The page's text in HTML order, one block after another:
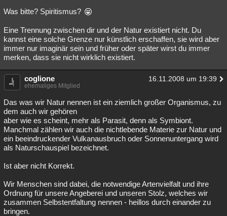
Was bitte? Spiritismus?
Eine Trennung zwischen dir und der Natur existiert nicht. Du
kannst eine solche Grenze nur künstlich erschaffen, sie wird aber
immer nur imaginär sein und früher oder später wirst du immer
merken, dass sie nicht wirklich existiert.
coglione 16.11.2008 um 19:39
ehemaliges Mitglied
Das was wir Natur nennen ist ein ziemlich großer Organismus, zu
dem auch wir gehören
aber wie es scheint, mehr als Parasit, denn als Symbiont.
Manchmal zählen wir auch die nichtlebende Materie zur Natur und
ein beeindruckender Vulkanausbruch oder Sonnenuntergang wird
als Naturschauspiel bezeichnet.
Ist aber nicht Korrekt.
Wir Menschen sind dabei, die notwendige Artenvielfalt und ihre
Ordnung für unsere Angeberei und unseren Stolz, welches wir
zusammen Selbstentfaltung nennen - heillos durch einander zu
bringen.